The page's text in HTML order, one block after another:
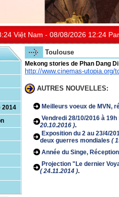
Việt Nam - 08/08/2026 12:24
2014
Toulouse
Mekong stories de Phan Dang
http://www.cinemas-utopia.org/
AUTRES NOUVELLES:
Meilleurs voeux de MVN,
Vendredi 28/10/2016 à
20.10.2016 ).
Exposition du 2 au 23/4/
deux guerres mondiales (
Année du Singe,
Projection "Le dernier
( 24.11.2014 ).